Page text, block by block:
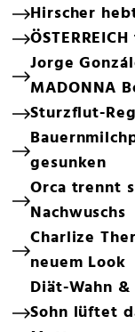
Hirscher
Jorge
MADONNA
Sturzflut-
gesunken
Orca trennt
Nachwuschs
Charlize
neuem Look
Diät-Wahn
Sohn lüftet